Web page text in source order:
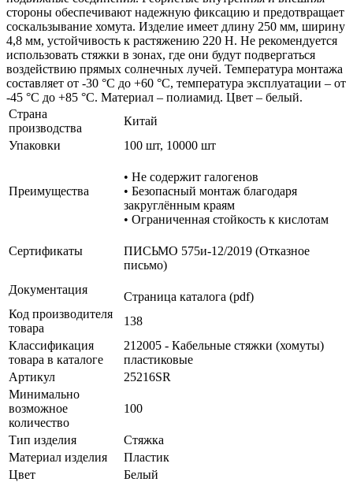
стороны обеспечивают надежную фиксацию и предотвращает
соскальзывание хомута. Изделие имеет длину 250 мм, ширину
4,8 мм, устойчивость к растяжению 220 H. Не рекомендуется
использовать стяжки в зонах, где они будут подвергаться
воздействию прямых солнечных лучей. Температура монтажа
составляет от -30 °С до +60 °С, температура эксплуатации – от
-45 °С до +85 °С. Материал – полиамид. Цвет – белый.
Страна
производства
Китай
Упаковки
100 шт, 10000 шт
Преимущества
• Не содержит галогенов
• Безопасный монтаж благодаря
закруглённым краям
• Ограниченная стойкость к кислотам
Сертификаты
ПИСЬМО 575и-12/2019 (Отказное
письмо)
Документация
Страница каталога (pdf)
Код производителя
товара
138
Классификация
товара в каталоге
212005 - Кабельные стяжки (хомуты)
пластиковые
Артикул
25216SR
Минимально
возможное
количество
100
Тип изделия
Стяжка
Материал изделия
Пластик
Цвет
Белый